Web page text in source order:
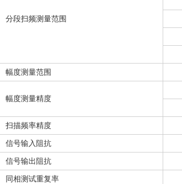
分段扫频测量范围
幅度测量范围
幅度测量精度
扫描频率精度
信号输入阻抗
信号输出阻抗
同相测试重复率